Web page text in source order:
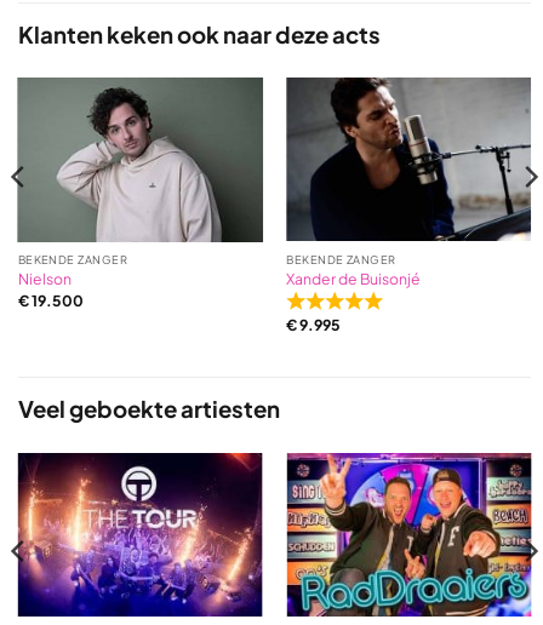
Klanten keken ook naar deze acts
BEKENDE ZANGER
Nielson
€19.500
BEKENDE ZANGER
Xander de Buisonjé
Rated
5,0
on
2
ratings
€9.995
Veel geboekte artiesten